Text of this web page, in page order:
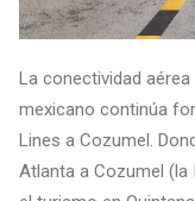
La conectividad
mexicano continúa
Lines a Cozumel.
Atlanta a Cozumel